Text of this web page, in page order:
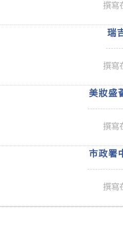
撰寫
瑞
撰寫
美妝盛
撰寫
市政署
撰寫